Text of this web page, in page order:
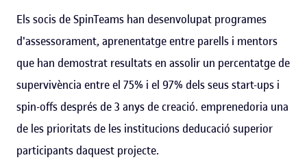
Els socis de SpinTeams han desenvolupat programes
d'assessorament, aprenentatge entre parells i mentors
que han demostrat resultats en assolir un percentatge de
supervivència entre el 75% i el 97% dels seus start-ups i
spin-offs després de 3 anys de creació. emprenedoria una
de les prioritats de les institucions deducació superior
participants daquest projecte.